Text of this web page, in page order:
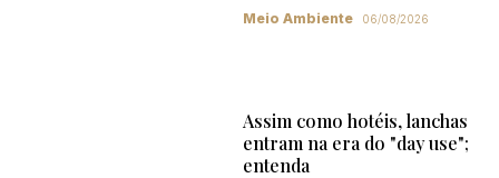
Meio Ambiente 06/08/2026
Assim como hotéis, lanchas
entram na era do "day use";
entenda